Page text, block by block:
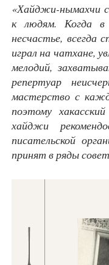
«Хайджи-нымахчи
к людям. Когда в
несчастье, всегда
играл на чатхане,
мелодий,
репертуар
мастерство с
поэтому
хайджи
писательской
принят в ряды